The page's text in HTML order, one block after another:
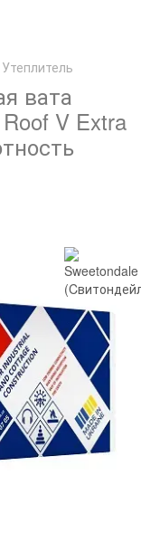
Утеплитель
вата
V Extra